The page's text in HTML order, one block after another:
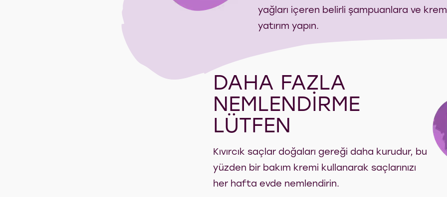
yağları içeren belirli şampuanlara ve
yatırım yapın.
DAHA FAZLA
NEMLENDİRME
LÜTFEN
Kıvırcık saçlar doğaları gereği daha kurudur, bu
yüzden bir bakım kremi kullanarak saçlarınızı
her hafta evde nemlendirin.